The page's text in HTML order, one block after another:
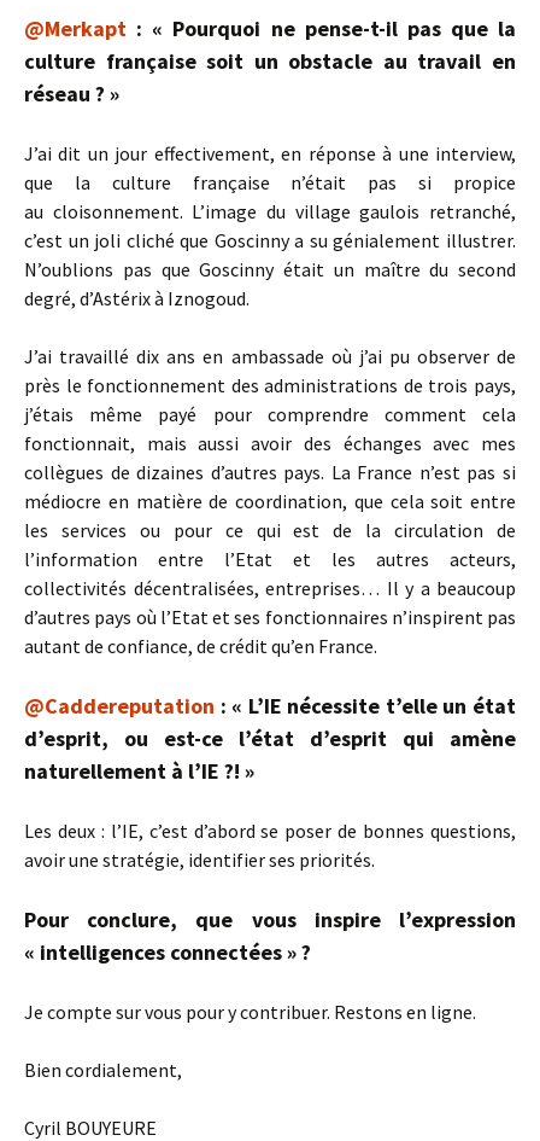
@Merkapt : « Pourquoi ne pense-t-il pas que la
culture française soit un obstacle au travail en
réseau ? »
J’ai dit un jour effectivement, en réponse à une interview,
que la culture française n’était pas si propice
au cloisonnement. L’image du village gaulois retranché,
c’est un joli cliché que Goscinny a su génialement illustrer.
N’oublions pas que Goscinny était un maître du second
degré, d’Astérix à Iznogoud.
J’ai travaillé dix ans en ambassade où j’ai pu observer de
près le fonctionnement des administrations de trois pays,
j’étais même payé pour comprendre comment cela
fonctionnait, mais aussi avoir des échanges avec mes
collègues de dizaines d’autres pays. La France n’est pas si
médiocre en matière de coordination, que cela soit entre
les services ou pour ce qui est de la circulation de
l’information entre l’Etat et les autres acteurs,
collectivités décentralisées, entreprises… Il y a beaucoup
d’autres pays où l’Etat et ses fonctionnaires n’inspirent pas
autant de confiance, de crédit qu’en France.
@Caddereputation : « L’IE nécessite t’elle un état
d’esprit, ou est-ce l’état d’esprit qui amène
naturellement à l’IE ?! »
Les deux : l’IE, c’est d’abord se poser de bonnes questions,
avoir une stratégie, identifier ses priorités.
Pour conclure, que vous inspire l’expression
« intelligences connectées » ?
Je compte sur vous pour y contribuer. Restons en ligne.
Bien cordialement,
Cyril BOUYEURE